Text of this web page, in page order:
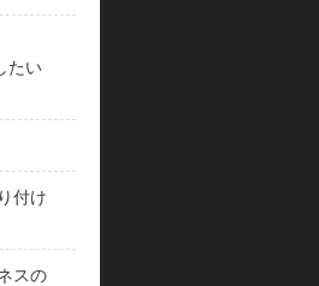
たい
付け
スの